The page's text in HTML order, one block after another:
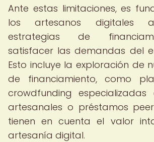
Ante estas limitaciones, es
los artesanos digitales
estrategias de
satisfacer las demandas del
Esto incluye la exploración de
de financiamiento, como
crowdfunding especializadas
artesanales o préstamos
tienen en cuenta el valor
artesanía digital.